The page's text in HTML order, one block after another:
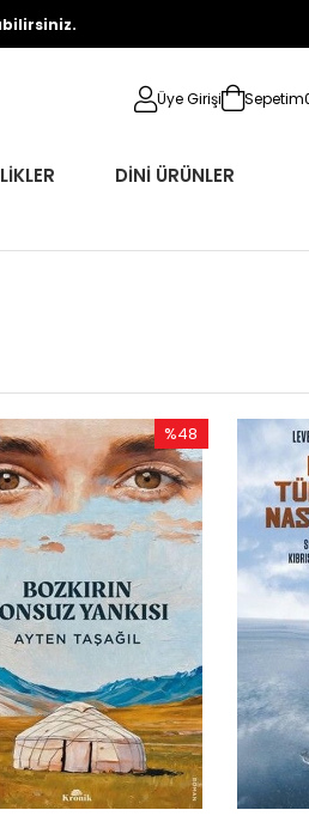
Üye Girişi Sepetim
DİNİ ÜRÜNLER
%48
İndirim
%48İndirim